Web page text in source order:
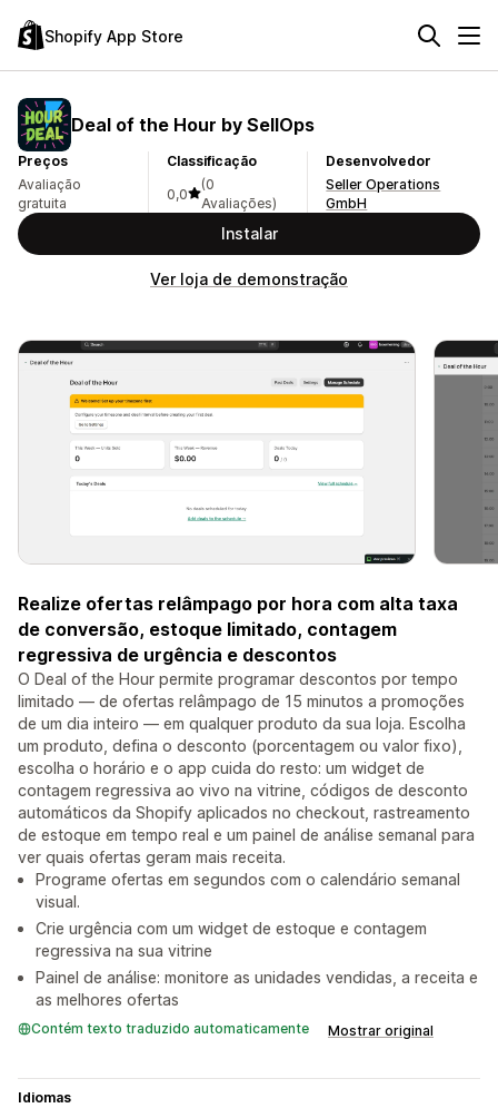
Shopify App Store
Deal of the Hour by SellOps
Preços
Avaliação
gratuita
Classificação
0,0
(0
Avaliações)
Desenvolvedor
Seller Operations
GmbH
Instalar
Ver loja de demonstração
Realize ofertas relâmpago por hora com alta taxa
de conversão, estoque limitado, contagem
regressiva de urgência e descontos
O Deal of the Hour permite programar descontos por tempo
limitado — de ofertas relâmpago de 15 minutos a promoções
de um dia inteiro — em qualquer produto da sua loja. Escolha
um produto, defina o desconto (porcentagem ou valor fixo),
escolha o horário e o app cuida do resto: um widget de
contagem regressiva ao vivo na vitrine, códigos de desconto
automáticos da Shopify aplicados no checkout, rastreamento
de estoque em tempo real e um painel de análise semanal para
ver quais ofertas geram mais receita.
Programe ofertas em segundos com o calendário semanal
visual.
Crie urgência com um widget de estoque e contagem
regressiva na sua vitrine
Painel de análise: monitore as unidades vendidas, a receita e
as melhores ofertas
Contém texto traduzido automaticamente Mostrar original
Idiomas